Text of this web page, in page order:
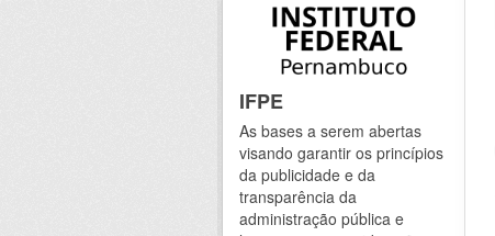
IFPE
As bases a serem abertas
visando garantir os princípios
da publicidade e da
transparência da
administração pública e